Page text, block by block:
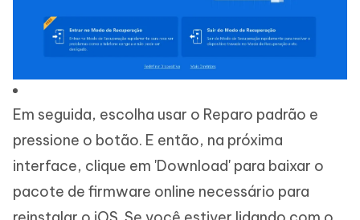
Em seguida, escolha usar o Reparo padrão e
pressione o botão. E então, na próxima
interface, clique em 'Download' para baixar o
pacote de firmware online necessário para